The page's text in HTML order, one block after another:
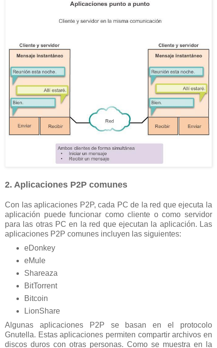
2. Aplicaciones P2P comunes
Con las aplicaciones P2P, cada PC de la red que ejecuta la
aplicación puede funcionar como cliente o como servidor
para las otras PC en la red que ejecutan la aplicación. Las
aplicaciones P2P comunes incluyen las siguientes:
eDonkey
eMule
Shareaza
BitTorrent
Bitcoin
LionShare
Algunas aplicaciones P2P se basan en el protocolo
Gnutella. Estas aplicaciones permiten compartir archivos en
discos duros con otras personas. Como se muestra en la